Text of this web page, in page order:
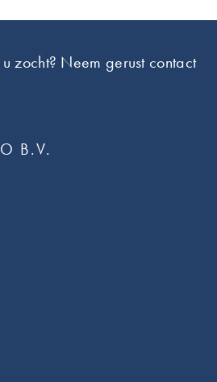
zocht? Neem gerust contact
B.V.